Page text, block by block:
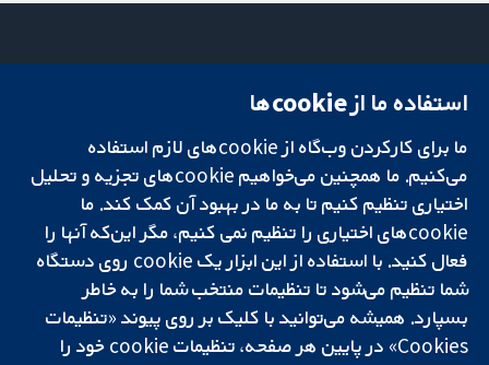
تحقیقات قابل
اعتماد.
تصمیم‌گیری آگاهانه.
سلامت بهتر.
میدان کاوندیش
لندن
W1G 0AN
بریتانیا
دفتر رسانه‌ای
درباره ما
فرصت‌های
شغلی
Cochrane
Library
شبکه همکاری کاکرین، یک مؤسسه خیریه (شماره 1045921) و یک شرکت با
استفاده ما از cookie‌ها
ما برای کارکردن وب‌گاه از cookie‌های لازم استفاده
می‌کنیم. ما همچنین می‌خواهیم cookie‌های تجزیه و تحلیل
اختیاری تنظیم کنیم تا به ما در بهبود آن کمک کند. ما
cookie‌های اختیاری را تنظیم نمی کنیم، مگر این‌که آنها را
فعال کنید. با استفاده از این ابزار یک cookie‌ روی دستگاه
شما تنظیم می‌شود تا تنظیمات منتخب شما را به خاطر
بسپارد. همیشه می‌توانید با کلیک بر روی پیوند «تنظیمات
Cookies» در پایین هر صفحه، تنظیمات cookie‌ خود را